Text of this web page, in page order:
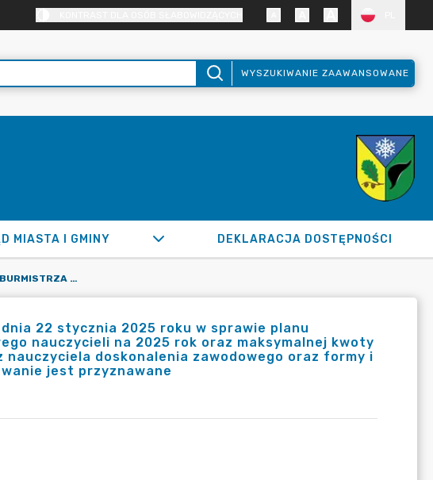
WYSZUKIWANIE ZAAWANSOWANE
MIASTA I GMINY DEKLARACJA DOSTĘPNOŚCI
ZARZĄDZENIE NR 9/2025 BURMISTRZA MROZÓW Z DNIA 22 STYCZNIA 2025 ROKU W SPRAWIE PLANU DOFINANSOWANIA FORM DOSKONALENIA ZAWODOWEGO NAUCZYCIELI NA 2025 ROK ORAZ MAKSYMALNEJ KWOTY DOFINANSOWANIA DO OPŁAT ZA ODBYWANIE PRZEZ NAUCZYCIELA DOSKONALENIA ZAWODOWEGO ORAZ FORMY I SPECJALNOŚCI KSZTAŁCENIA, NA KTÓRE DOFINANSOWANIE JEST PRZYZNAWANE
22 stycznia 2025 roku w sprawie planu
nauczycieli na 2025 rok oraz maksymalnej kwoty
doskonalenia zawodowego oraz formy i
jest przyznawane